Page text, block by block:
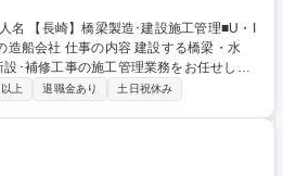
設する橋梁・水
･補修工事の施工管理業務をお任せしま
ご経験を活かし即戦力としてご活躍いた
地架設までを手がけています。出張を伴
す。 現地では、新設橋梁の架設、既設橋
上 退職金あり 土日祝休み